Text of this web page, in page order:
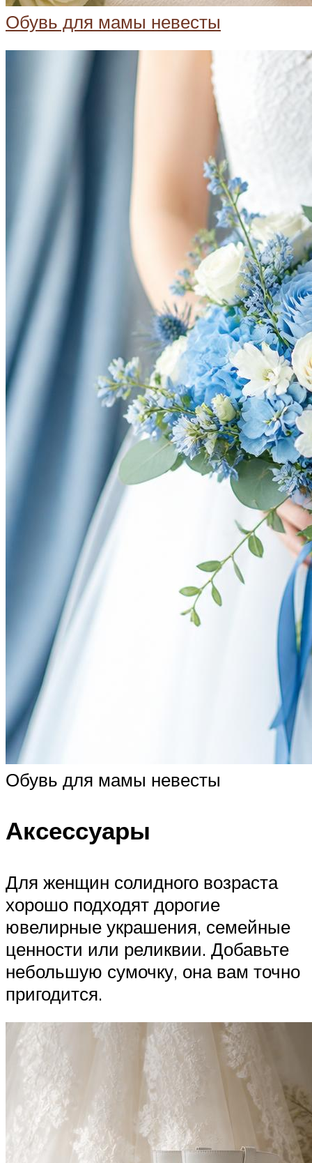
Обувь для мамы невесты
Обувь для мамы невесты
Аксессуары
Для женщин солидного возраста
хорошо подходят дорогие
ювелирные украшения, семейные
ценности или реликвии. Добавьте
небольшую сумочку, она вам точно
пригодится.